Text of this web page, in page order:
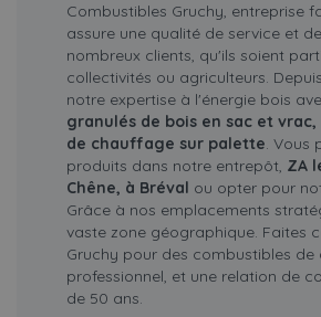
Combustibles Gruchy, entreprise
assure une qualité de service et
nombreux clients, qu'ils soient
collectivités ou agriculteurs.
notre expertise à l'énergie bois
granulés de bois en sac et
de chauffage sur palette. Vous
produits dans notre entrepôt, ZA
Chêne, à Bréval ou opter pour
Grâce à nos emplacements
vaste zone géographique. Faites
Gruchy pour des combustibles de
professionnel, et une relation de
de 50 ans.